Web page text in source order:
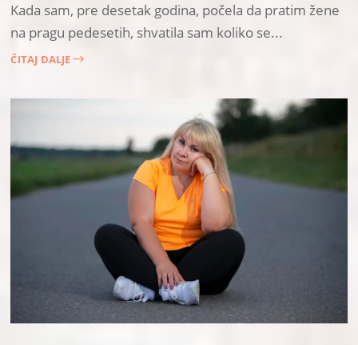
Kada sam, pre desetak godina, počela da pratim žene
na pragu pedesetih, shvatila sam koliko se...
ČITAJ DALJE$